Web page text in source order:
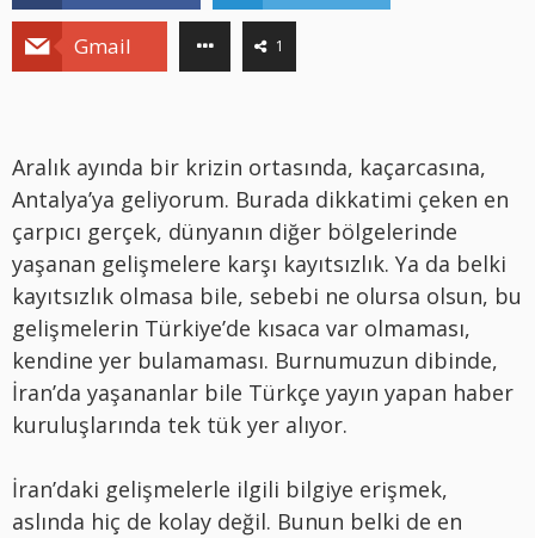
Gmail 1
Aralık ayında bir krizin ortasında, kaçarcasına,
Antalya’ya geliyorum. Burada dikkatimi çeken en
çarpıcı gerçek, dünyanın diğer bölgelerinde
yaşanan gelişmelere karşı kayıtsızlık. Ya da belki
kayıtsızlık olmasa bile, sebebi ne olursa olsun, bu
gelişmelerin Türkiye’de kısaca var olmaması,
kendine yer bulamaması. Burnumuzun dibinde,
İran’da yaşananlar bile Türkçe yayın yapan haber
kuruluşlarında tek tük yer alıyor.
İran’daki gelişmelerle ilgili bilgiye erişmek,
aslında hiç de kolay değil. Bunun belki de en